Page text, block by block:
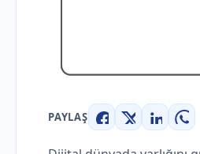
PAYLAŞ
Facebook
X LinkedIn